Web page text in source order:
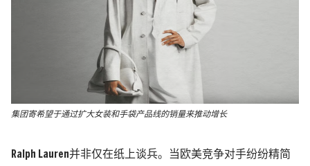
集团寄希望于通过扩大女装和手袋产品线的销量来推动增长
Ralph Lauren并非仅在纸上谈兵。当欧美竞争对手纷纷精简